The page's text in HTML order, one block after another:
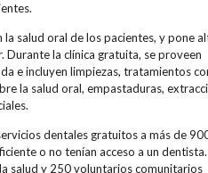
la salud oral de los pacientes, y pone
la clínica gratuita, se proveen
e incluyen limpiezas, tratamientos
la salud oral, empastaduras,
dentales gratuitos a más de
o no tenían acceso a un dentista.
salud y 250 voluntarios comunitarios